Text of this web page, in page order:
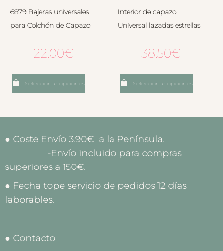
6879 Bajeras universales
para Colchón de Capazo
22.00€
Seleccionar opciones
Interior de capazo
Universal lazadas estrellas
38.50€
Seleccionar opciones
● Coste Envío 3.90€ a la Península.
-Envío incluido para compras
superiores a 150€.
● Fecha tope servicio de pedidos 12 días
laborables.
● Contacto